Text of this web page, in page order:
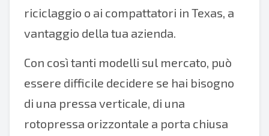
riciclaggio o ai compattatori in Texas, a
vantaggio della tua azienda.
Con così tanti modelli sul mercato, può
essere difficile decidere se hai bisogno
di una pressa verticale, di una
rotopressa orizzontale a porta chiusa